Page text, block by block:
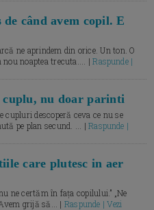
când avem copil. E
ne aprindem din orice. Un ton. O
noaptea trecuta.... |Raspunde |
cuplu, nu doar parinti
cupluri descoperă ceva ce nu se
pe plan secund. ... |Raspunde |
care plutesc in aer
ne certăm în fața copilului.” „Ne
grijă să... | Raspunde | Vezi